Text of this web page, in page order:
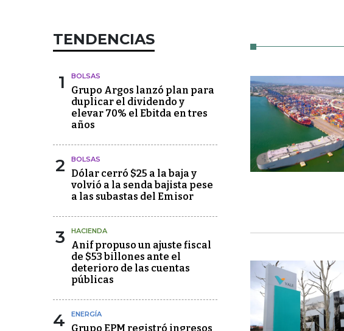
TENDENCIAS
1 BOLSAS
Grupo Argos lanzó plan para
duplicar el dividendo y
elevar 70% el Ebitda en tres
años
2 BOLSAS
Dólar cerró $25 a la baja y
volvió a la senda bajista pese
a las subastas del Emisor
3 HACIENDA
Anif propuso un ajuste fiscal
de $53 billones ante el
deterioro de las cuentas
públicas
4 ENERGÍA
Grupo EPM registró ingresos